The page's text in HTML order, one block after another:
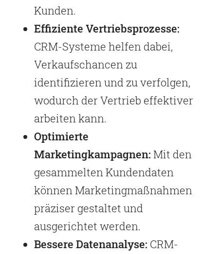
Kunden.
Effiziente Vertriebsprozesse:
CRM-Systeme helfen dabei,
Verkaufschancen zu
identifizieren und zu verfolgen,
wodurch der Vertrieb effektiver
arbeiten kann.
Optimierte
Marketingkampagnen: Mit den
gesammelten Kundendaten
können Marketingmaßnahmen
präziser gestaltet und
ausgerichtet werden.
Bessere Datenanalyse: CRM-